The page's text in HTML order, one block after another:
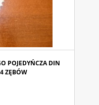
POJEDYŃCZA DIN
ZĘBÓW